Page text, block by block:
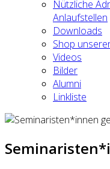
Nützliche
Anlaufstellen
Downloads
Shop
Videos
Bilder
Alumni
Linkliste